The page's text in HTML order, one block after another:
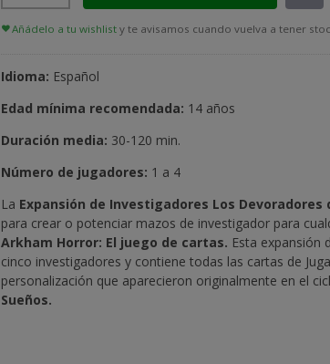
Añádelo a tu wishlisty te avisamos cuando vuelva a tener
Idioma: Español
Edad mínima recomendada: 14 años
Duración media: 30-120 min.
Número de jugadores: 1 a 4
La Expansión de Investigadores Los Devoradores
para crear o potenciar mazos de investigador para
Arkham Horror: El juego de cartas. Esta expansión
cinco investigadores y contiene todas las cartas de
personalización que aparecieron originalmente en el
Sueños.